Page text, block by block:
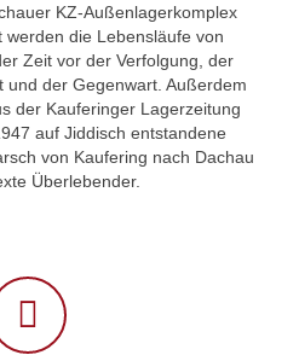
KZ-Außenlagerkomplex
die Lebensläufe von
Zeit vor der Verfolgung, der
und der Gegenwart. Außerdem
der Kauferinger Lagerzeitung
auf Jiddisch entstandene
von Kaufering nach Dachau
Überlebender.